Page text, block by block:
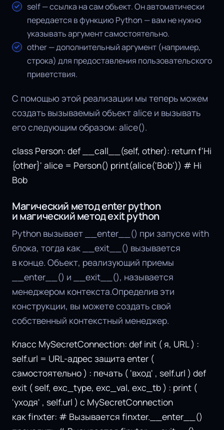
self — ссылка на сам объект. Он автоматически
передается в функцию Python — вам не нужно
указывать аргумент самостоятельно.
other — дополнительный аргумент (например,
строка) для предоставления пользовательского
приветствия.
С помощью этой реализации мы теперь можем
создать вызываемый объект alice и вызывать
его следующим образом: alice().
class Person: def __call__(self, other): return f'Hi
{other}' alice = Person() print(alice('Bob')) # Hi
Bob
Магический метод enter python
и магический метод exit python
Python вызывает __enter__() при запуске with
блока, тогда как __exit__() вызывается
в конце. Объект, реализующий приемы
__enter__() и __exit__(), называется
менеджером контекста.Определив эти
конструкции, вы можете создать свой
собственный контекстный менеджер.
Класс MySecretConnection: def init ( я, URL ) :
self.url = URL-адрес защита enter (
самостоятельно ) : печать ( 'вход' , self.url ) def
exit ( self, exc_type, exc_val, exc_tb ) : print (
'уходя' , self.url ) с MySecretConnection
как finxter: # Вызывается finxter.__enter__()